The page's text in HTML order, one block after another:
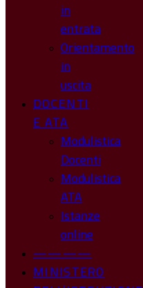
in
entrata
Orientamento
in
uscita
DOCENTI
E ATA
Modulistica
Docenti
Modulistica
ATA
Istanze
online
————
MINISTERO